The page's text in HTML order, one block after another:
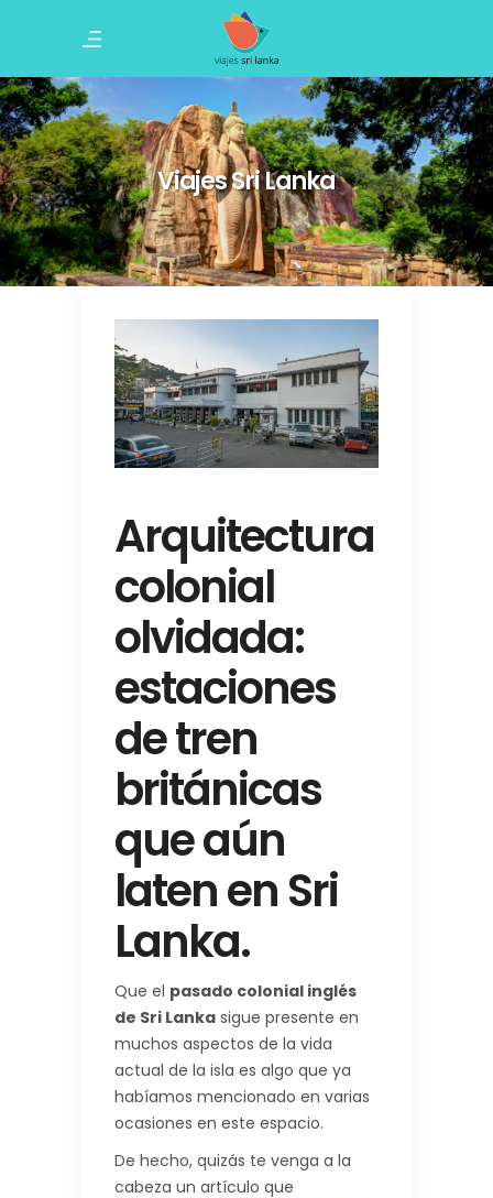
Viajes Sri Lanka
Arquitectura
colonial
olvidada:
estaciones
de tren
británicas
que aún
laten en Sri
Lanka.
Que el pasado colonial inglés
de Sri Lanka sigue presente en
muchos aspectos de la vida
actual de la isla es algo que ya
habíamos mencionado en varias
ocasiones en este espacio.
De hecho, quizás te venga a la
cabeza un artículo que